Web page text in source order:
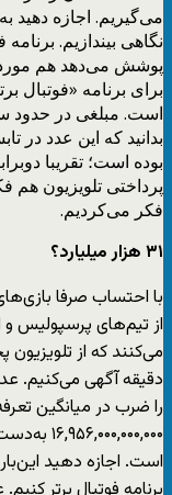
می‌گیریم. اجازه دهید
نگاهی بیندازیم.
پوشش می‌دهد هم مورد
است. مبلغی در حدود
بوده است؛ تقریبا
پرداختی تلویزیون هم
فکر می‌کردیم.
۳۱ هزار میلیارد؟
با احتساب صرفا
را ضرب در میانگین